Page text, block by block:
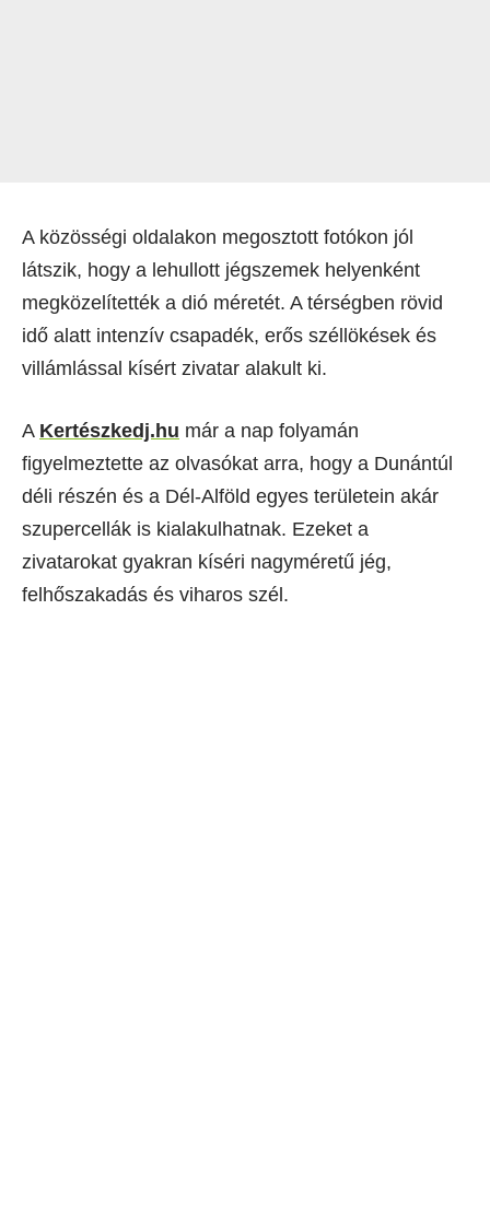
A közösségi oldalakon megosztott fotókon jól
látszik, hogy a lehullott jégszemek helyenként
megközelítették a dió méretét. A térségben rövid
idő alatt intenzív csapadék, erős széllökések és
villámlással kísért zivatar alakult ki.
A Kertészkedj.hu már a nap folyamán
figyelmeztette az olvasókat arra, hogy a Dunántúl
déli részén és a Dél-Alföld egyes területein akár
szupercellák is kialakulhatnak. Ezeket a
zivatarokat gyakran kíséri nagyméretű jég,
felhőszakadás és viharos szél.